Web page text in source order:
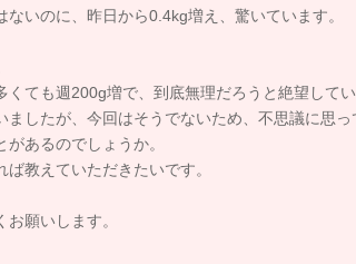
いのに、昨日から0.4kg増え、驚いています。
ても週200g増で、到底無理だろうと絶望してい
したが、今回はそうでないため、不思議に思っ
あるのでしょうか。
教えていただきたいです。
願いします。